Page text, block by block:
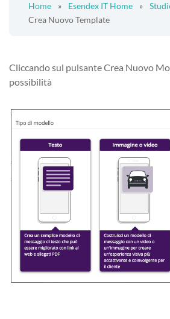
Home » Esendex IT Home »
Crea Nuovo Template
Cliccando sul pulsante Crea Nuovo
possibilità